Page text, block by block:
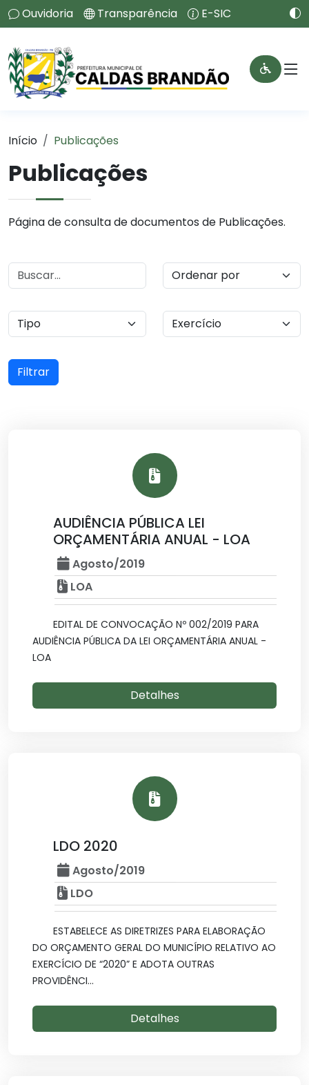
Ouvidoria Transparência E-SIC
Início Publicações
Publicações
Página de consulta de documentos de Publicações.
Filtrar
AUDIÊNCIA PÚBLICA LEI
ORÇAMENTÁRIA ANUAL - LOA
Agosto/2019
LOA
EDITAL DE CONVOCAÇÃO Nº 002/2019 PARA
AUDIÊNCIA PÚBLICA DA LEI ORÇAMENTÁRIA ANUAL -
LOA
Detalhes
LDO 2020
Agosto/2019
LDO
ESTABELECE AS DIRETRIZES PARA ELABORAÇÃO
DO ORÇAMENTO GERAL DO MUNICÍPIO RELATIVO AO
EXERCÍCIO DE “2020” E ADOTA OUTRAS
PROVIDÊNCI...
Detalhes